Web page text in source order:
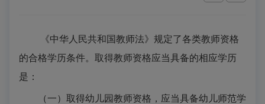
《中华人民共和国教师法》 规定了各类教师资格
的合格学历条件。取得教师资格应当具备的相应学历
是：
（一）取得幼儿园教师资格，应当具备幼儿师范学